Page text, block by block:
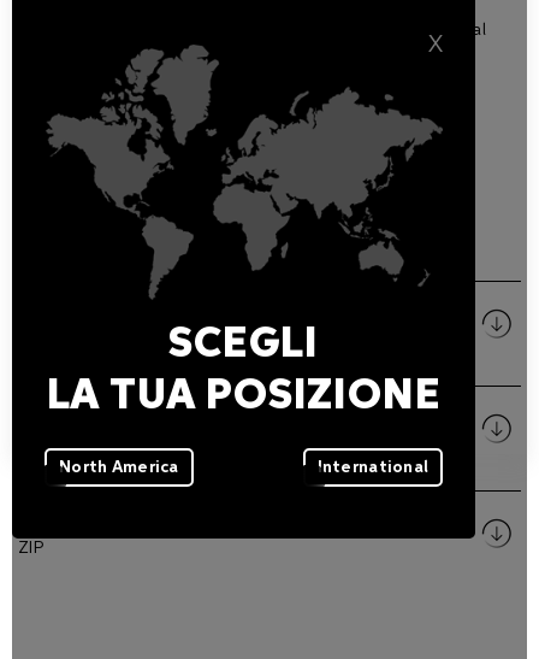
Aggiungere al codice la lettera della finitura desiderata al
momento dell’ordine:
B Black finitura nera RAL 9005
A Anthracite finitura antracite RAL 7016
G Grey finitura grigia RAL 9006
W White finitura bianca RAL 9003
DOWNLOAD
ZIP
X
SCEGLI
LA TUA POSIZIONE
North America International